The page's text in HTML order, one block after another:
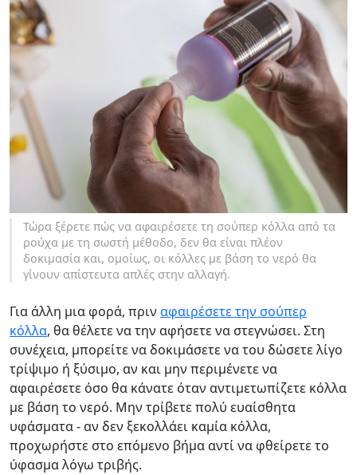
Τώρα ξέρετε πώς να αφαιρέσετε τη σούπερ κόλλα από τα
ρούχα με τη σωστή μέθοδο, δεν θα είναι πλέον
δοκιμασία και, ομοίως, οι κόλλες με βάση το νερό θα
γίνουν απίστευτα απλές στην αλλαγή.
Για άλλη μια φορά, πριν αφαιρέσετε την σούπερ
κόλλα, θα θέλετε να την αφήσετε να στεγνώσει. Στη
συνέχεια, μπορείτε να δοκιμάσετε να του δώσετε λίγο
τρίψιμο ή ξύσιμο, αν και μην περιμένετε να
αφαιρέσετε όσο θα κάνατε όταν αντιμετωπίζετε κόλλα
με βάση το νερό. Μην τρίβετε πολύ ευαίσθητα
υφάσματα - αν δεν ξεκολλάει καμία κόλλα,
προχωρήστε στο επόμενο βήμα αντί να φθείρετε το
ύφασμα λόγω τριβής.